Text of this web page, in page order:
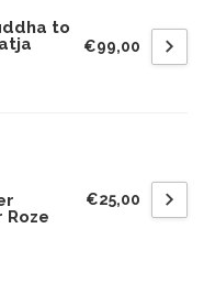
to
€99,00
Roze
€25,00